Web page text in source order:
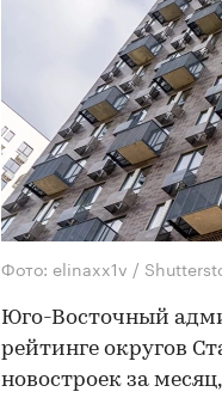
Фото: elinaxx1v /
Юго-Восточный
рейтинге округов
новостроек за